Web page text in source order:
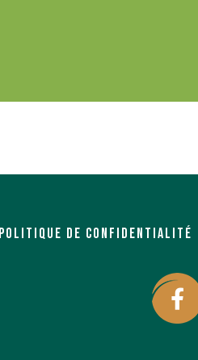
POLITIQUE DE CONFIDENTIALITÉ